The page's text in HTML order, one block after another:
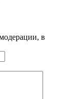
в